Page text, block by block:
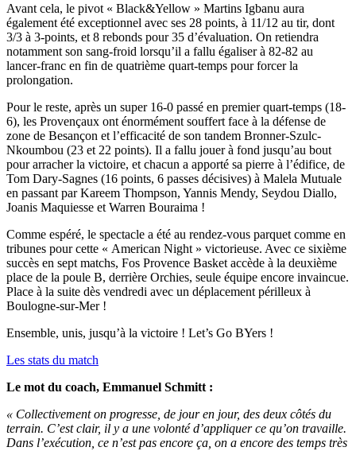
Avant cela, le pivot « Black&Yellow » Martins Igbanu aura
également été exceptionnel avec ses 28 points, à 11/12 au tir, dont
3/3 à 3-points, et 8 rebonds pour 35 d’évaluation. On retiendra
notamment son sang-froid lorsqu’il a fallu égaliser à 82-82 au
lancer-franc en fin de quatrième quart-temps pour forcer la
prolongation.
Pour le reste, après un super 16-0 passé en premier quart-temps (18-
6), les Provençaux ont énormément souffert face à la défense de
zone de Besançon et l’efficacité de son tandem Bronner-Szulc-
Nkoumbou (23 et 22 points). Il a fallu jouer à fond jusqu’au bout
pour arracher la victoire, et chacun a apporté sa pierre à l’édifice, de
Tom Dary-Sagnes (16 points, 6 passes décisives) à Malela Mutuale
en passant par Kareem Thompson, Yannis Mendy, Seydou Diallo,
Joanis Maquiesse et Warren Bouraima !
Comme espéré, le spectacle a été au rendez-vous parquet comme en
tribunes pour cette « American Night » victorieuse. Avec ce sixième
succès en sept matchs, Fos Provence Basket accède à la deuxième
place de la poule B, derrière Orchies, seule équipe encore invaincue.
Place à la suite dès vendredi avec un déplacement périlleux à
Boulogne-sur-Mer !
Ensemble, unis, jusqu’à la victoire ! Let’s Go BYers !
Les stats du match
Le mot du coach, Emmanuel Schmitt :
« Collectivement on progresse, de jour en jour, des deux côtés du
terrain. C’est clair, il y a une volonté d’appliquer ce qu’on travaille.
Dans l’exécution, ce n’est pas encore ça, on a encore des temps très